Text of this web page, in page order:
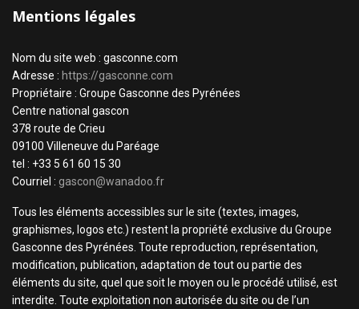
Mentions légales
Nom du site web : gasconne.com
Adresse : https://gasconne.com
Propriétaire : Groupe Gasconne des Pyrénées
Centre national gascon
378 route de Crieu
09100 Villeneuve du Paréage
tel : +33 5 61 60 15 30
Courriel : gascon@wanadoo.fr
Tous les éléments accessibles sur le site (textes, images,
graphismes, logos etc.) restent la propriété exclusive du Groupe
Gasconne des Pyrénées. Toute reproduction, représentation,
modification, publication, adaptation de tout ou partie des
éléments du site, quel que soit le moyen ou le procédé utilisé, est
interdite. Toute exploitation non autorisée du site ou de l’un